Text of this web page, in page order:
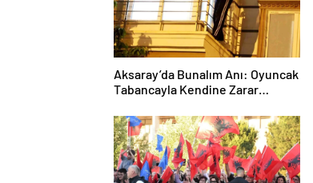
Aksaray’da Bunalım Anı: Oyuncak
Tabancayla Kendine Zarar